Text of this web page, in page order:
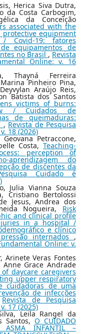
Herica Siva Dutra,
da Costa Carbogim,
da Conceição
associated with the
equipment
Covid-19: fatores
equipamentos de
no Brasil , Revista
Online: v. 16
Thayná Ferreira
Pinheiro Pina,
Araújo Reis,
Batista dos Santos
victims of burns:
/ Cuidados de
de queimaduras:
, Revista de Pesquisa
18 (2026)
Petraccone,
Costa, Teaching-
perception of
aprendizagem do
de discentes da
Cuidado é
Julia Vianna Souza
Cristiano Bertolossi
Jesus, Andrea dos
Nogueira, Risk
and clinical profile
in a hospital /
e clínico
internados ,
Online: v.
Arinete Veras Fontes
Anne Grace Andrade
of daycare caregivers
upper respiratory
cuidadoras de uma
de infecções
Revista de Pesquisa
17 (2025)
Leila Rangel da
Santos, O CUIDADO
ASMA INFANTIL –